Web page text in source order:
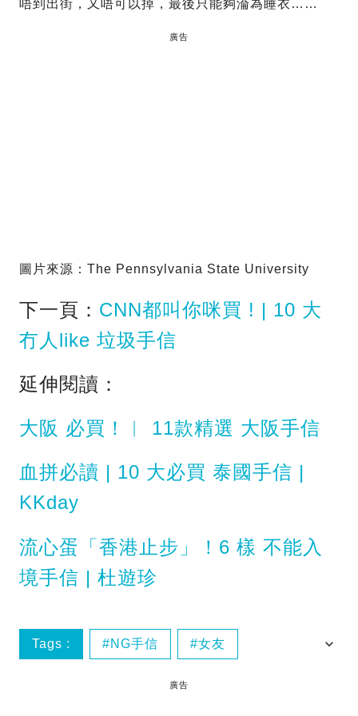
唔到出街，又唔可以掉，最後只能夠淪為睡衣……
廣告
圖片來源：The Pennsylvania State University
下一頁： CNN都叫你咪買 ! | 10 大
冇人like 垃圾手信
延伸閱讀：
大阪 必買！︱ 11款精選 大阪手信
血拼必讀 | 10 大必買 泰國手信 |
KKday
流心蛋「香港止步」！6 樣 不能入
境手信 | 杜遊珍
Tags : NG手信 女友
廣告